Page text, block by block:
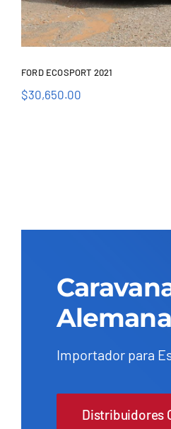
FORD ECOSPORT 2021
$30,650.00
Importador para
Distribuidores